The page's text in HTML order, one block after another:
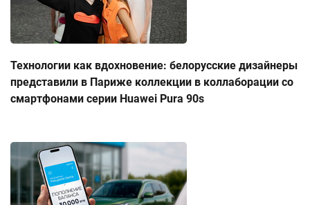
Технологии как вдохновение: белорусские дизайнеры
представили в Париже коллекции в коллаборации со
смартфонами серии Huawei Pura 90s